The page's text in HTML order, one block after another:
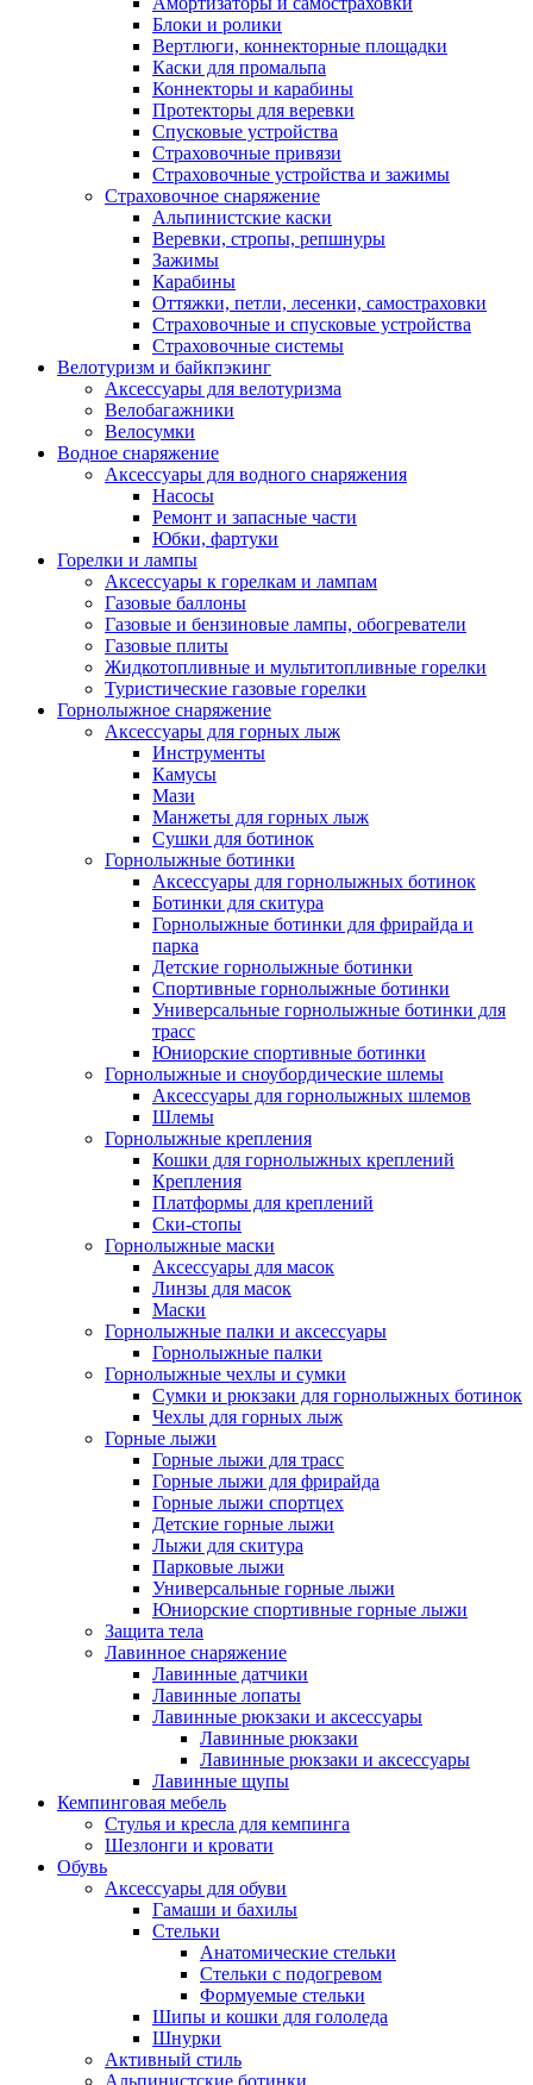
Блоки и ролики
Вертлюги, коннекторные площадки
Каски для промальпа
Коннекторы и карабины
Протекторы для веревки
Спусковые устройства
Страховочные привязи
Страховочные устройства и зажимы
Страховочное снаряжение
Альпинистские каски
Веревки, стропы, репшнуры
Зажимы
Карабины
Оттяжки, петли, лесенки, самостраховки
Страховочные и спусковые устройства
Страховочные системы
Велотуризм и байкпэкинг
Аксессуары для велотуризма
Велобагажники
Велосумки
Водное снаряжение
Аксессуары для водного снаряжения
Насосы
Ремонт и запасные части
Юбки, фартуки
Горелки и лампы
Аксессуары к горелкам и лампам
Газовые баллоны
Газовые и бензиновые лампы, обогреватели
Газовые плиты
Жидкотопливные и мультитопливные горелки
Туристические газовые горелки
Горнолыжное снаряжение
Аксессуары для горных лыж
Инструменты
Камусы
Мази
Манжеты для горных лыж
Сушки для ботинок
Горнолыжные ботинки
Аксессуары для горнолыжных ботинок
Ботинки для скитура
Горнолыжные ботинки для фрирайда и
парка
Детские горнолыжные ботинки
Спортивные горнолыжные ботинки
Универсальные горнолыжные ботинки для
трасс
Юниорские спортивные ботинки
Горнолыжные и сноубордические шлемы
Аксессуары для горнолыжных шлемов
Шлемы
Горнолыжные крепления
Кошки для горнолыжных креплений
Крепления
Платформы для креплений
Ски-стопы
Горнолыжные маски
Аксессуары для масок
Линзы для масок
Маски
Горнолыжные палки и аксессуары
Горнолыжные палки
Горнолыжные чехлы и сумки
Сумки и рюкзаки для горнолыжных ботинок
Чехлы для горных лыж
Горные лыжи
Горные лыжи для трасс
Горные лыжи для фрирайда
Горные лыжи спортцех
Детские горные лыжи
Лыжи для скитура
Парковые лыжи
Универсальные горные лыжи
Юниорские спортивные горные лыжи
Защита тела
Лавинное снаряжение
Лавинные датчики
Лавинные лопаты
Лавинные рюкзаки и аксессуары
Лавинные рюкзаки
Лавинные рюкзаки и аксессуары
Лавинные щупы
Кемпинговая мебель
Стулья и кресла для кемпинга
Шезлонги и кровати
Обувь
Аксессуары для обуви
Гамаши и бахилы
Стельки
Анатомические стельки
Стельки с подогревом
Формуемые стельки
Шипы и кошки для гололеда
Шнурки
Активный стиль
Альпинистские ботинки